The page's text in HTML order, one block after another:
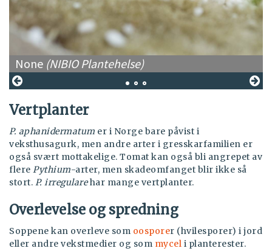
None (NIBIO Plantehelse)
Vertplanter
P. aphanidermatum er i Norge bare påvist i
veksthusagurk, men andre arter i gresskarfamilien er
også svært mottakelige. Tomat kan også bli angrepet av
flere Pythium-arter, men skadeomfanget blir ikke så
stort. P. irregularehar mange vertplanter.
Overlevelse og spredning
Soppene kan overleve som oosporer (hvilesporer) i jord
eller andre vekstmedier og som mycel i planterester.